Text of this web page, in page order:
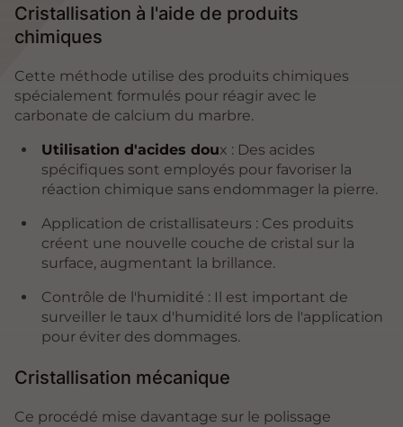
Cristallisation à l'aide de produits
chimiques
Cette méthode utilise des produits chimiques
spécialement formulés pour réagir avec le
carbonate de calcium du marbre.
Utilisation d'acides doux : Des acides
spécifiques sont employés pour favoriser la
réaction chimique sans endommager la pierre.
Application de cristallisateurs : Ces produits
créent une nouvelle couche de cristal sur la
surface, augmentant la brillance.
Contrôle de l'humidité : Il est important de
surveiller le taux d'humidité lors de l'application
pour éviter des dommages.
Cristallisation mécanique
Ce procédé mise davantage sur le polissage